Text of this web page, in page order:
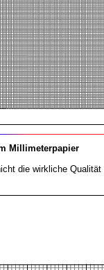
Millimeterpapier
die wirkliche Qualität